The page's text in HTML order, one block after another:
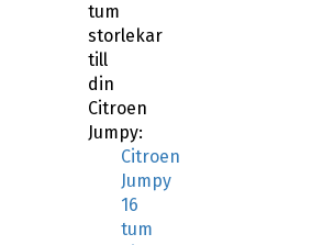
tum
storlekar
till
din
Citroen
Jumpy:
Citroen
Jumpy
16
tum